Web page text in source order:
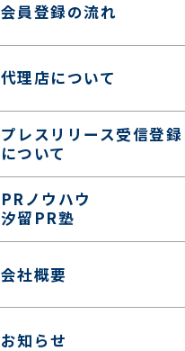
会員登録の流れ
代理店について
プレスリリース受信登録
について
PRノウハウ
汐留PR塾
会社概要
お知らせ